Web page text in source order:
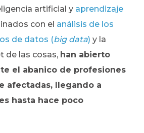
artificial y aprendizaje
con el análisis de los
de datos (big data) y la
de las cosas, han abierto
el abanico de profesiones
afectadas, llegando a
hasta hace poco